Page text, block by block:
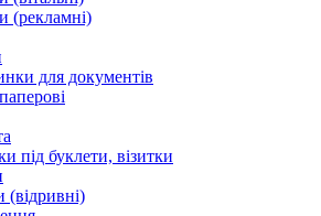
(рекламні)
для документів
під буклети, візитки
(відривні)